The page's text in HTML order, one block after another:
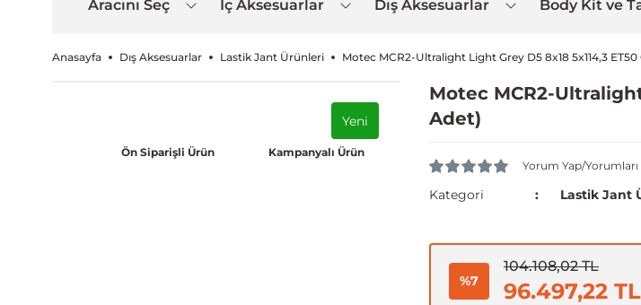
Aracını Seç İç Aksesuarlar Dış Aksesuarlar Body Kit ve
Anasayfa Dış Aksesuarlar Lastik Jant Ürünleri Motec MCR2-Ultralight Light Grey D5 8x18 5x114,3
Yeni
Ön Siparişli Ürün Kampanyalı Ürün
Motec MCR2-
Adet)
Yorum Yap/Yorumları
Kategori Lastik Jant
%7
104.108,02 TL
96.497,22 TL